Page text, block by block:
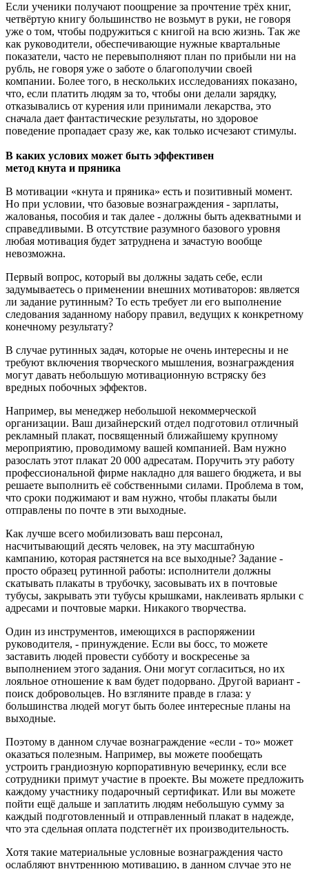
Если ученики получают поощрение за прочтение трёх книг,
четвёртую книгу большинство не возьмут в руки, не говоря
уже о том, чтобы подружиться с книгой на всю жизнь. Так же
как руководители, обеспечивающие нужные квартальные
показатели, часто не перевыполняют план по прибыли ни на
рубль, не говоря уже о заботе о благополучии своей
компании. Более того, в нескольких исследованиях показано,
что, если платить людям за то, чтобы они делали зарядку,
отказывались от курения или принимали лекарства, это
сначала дает фантастические результаты, но здоровое
поведение пропадает сразу же, как только исчезают стимулы.
В каких услових может быть эффективен
метод кнута и пряника
В мотивации «кнута и пряника» есть и позитивный момент.
Но при условии, что базовые вознаграждения - зарплаты,
жалованья, пособия и так далее - должны быть адекватными и
справедливыми. В отсутствие разумного базового уровня
любая мотивация будет затруднена и зачастую вообще
невозможна.
Первый вопрос, который вы должны задать себе, если
задумываетесь о применении внешних мотиваторов: является
ли задание рутинным? То есть требует ли его выполнение
следования заданному набору правил, ведущих к конкретному
конечному результату?
В случае рутинных задач, которые не очень интересны и не
требуют включения творческого мышления, вознаграждения
могут давать небольшую мотивационную встряску без
вредных побочных эффектов.
Например, вы менеджер небольшой некоммерческой
организации. Ваш дизайнерский отдел подготовил отличный
рекламный плакат, посвященный ближайшему крупному
мероприятию, проводимому вашей компанией. Вам нужно
разослать этот плакат 20 000 адресатам. Поручить эту работу
профессиональной фирме накладно для вашего бюджета, и вы
решаете выполнить её собственными силами. Проблема в том,
что сроки поджимают и вам нужно, чтобы плакаты были
отправлены по почте в эти выходные.
Как лучше всего мобилизовать ваш персонал,
насчитывающий десять человек, на эту масштабную
кампанию, которая растянется на все выходные? Задание -
просто образец рутинной работы: исполнители должны
скатывать плакаты в трубочку, засовывать их в почтовые
тубусы, закрывать эти тубусы крышками, наклеивать ярлыки с
адресами и почтовые марки. Никакого творчества.
Один из инструментов, имеющихся в распоряжении
руководителя, - принуждение. Если вы босс, то можете
заставить людей провести субботу и воскресенье за
выполнением этого задания. Они могут согласиться, но их
лояльное отношение к вам будет подорвано. Другой вариант -
поиск добровольцев. Но взгляните правде в глаза: у
большинства людей могут быть более интересные планы на
выходные.
Поэтому в данном случае вознаграждение «если - то» может
оказаться полезным. Например, вы можете пообещать
устроить грандиозную корпоративную вечеринку, если все
сотрудники примут участие в проекте. Вы можете предложить
каждому участнику подарочный сертификат. Или вы можете
пойти ещё дальше и заплатить людям небольшую сумму за
каждый подготовленный и отправленный плакат в надежде,
что эта сдельная оплата подстегнёт их производительность.
Хотя такие материальные условные вознаграждения часто
ослабляют внутреннюю мотивацию, в данном случае это не